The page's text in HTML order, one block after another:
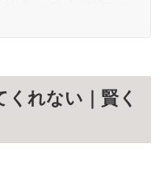
くれない｜賢く